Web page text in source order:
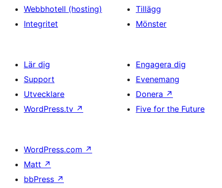
Webbhotell (hosting)
Integritet
Tillägg
Mönster
Lär dig
Support
Utvecklare
WordPress.tv ↗
Engagera dig
Evenemang
Donera ↗
Five for the Future
WordPress.com ↗
Matt ↗
bbPress ↗